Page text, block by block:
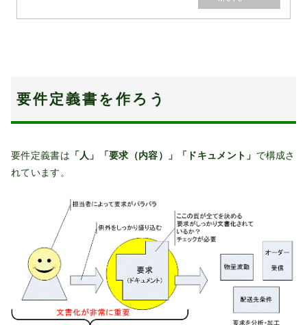
要件定義書を作ろう
要件定義書は 「人」「要求（内容）」「ドキュメント」 で構成さ
れています。